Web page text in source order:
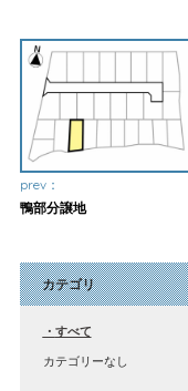
prev：
鴨部分譲地
カテゴリ
すべて
カテゴリーなし